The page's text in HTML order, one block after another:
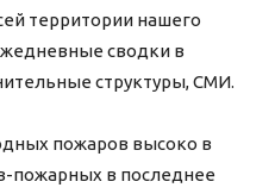
территории нашего
сводки в
структуры, СМИ.
пожаров высоко в
пожарных в последнее